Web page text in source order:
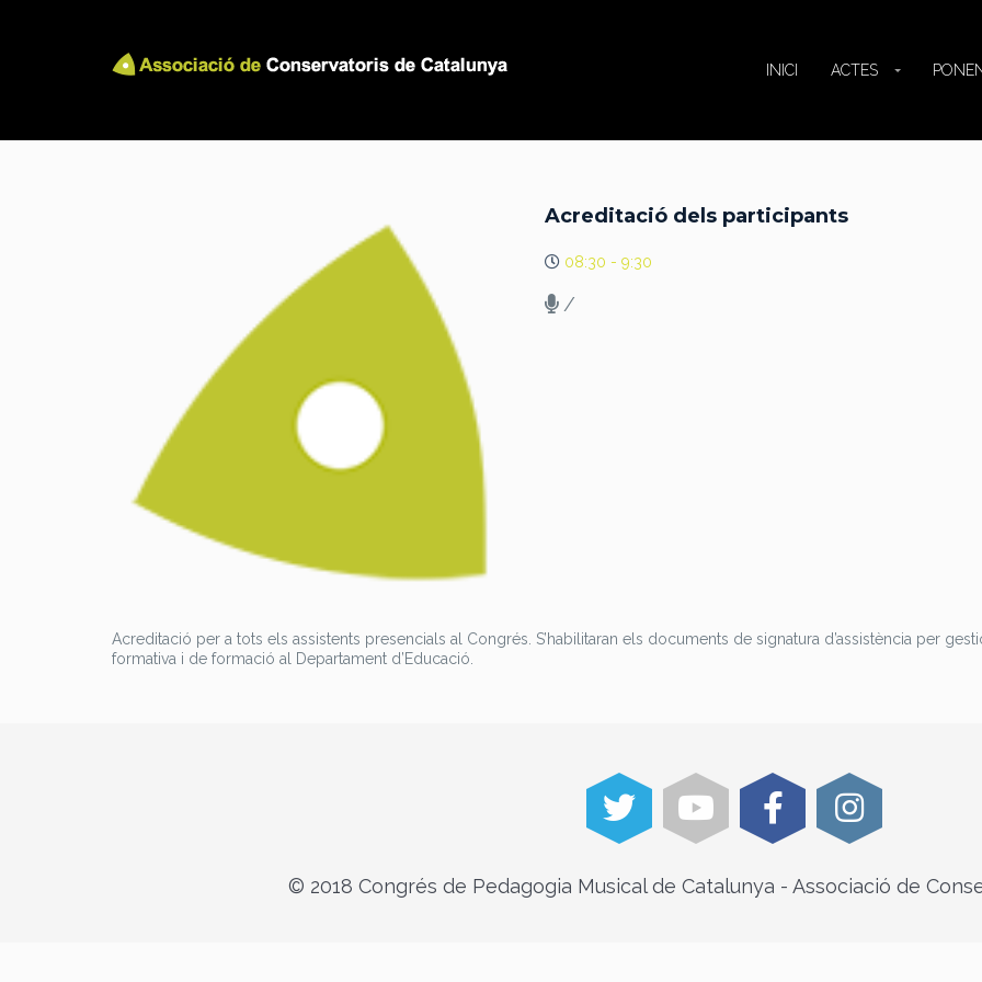
INICI ACTES
Acreditació dels participants
08:30 - 9:30
/
Acreditació per a tots els assistents presencials al Congrés. S’habilitaran els documents de signatura d’assistència per
formativa i de formació al Departament d’Educació.
© 2018 Congrés de Pedagogia Musical de Catalunya - Associació de